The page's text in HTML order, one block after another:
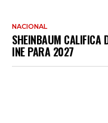
NACIONAL
SHEINBAUM CALIFICA
INE PARA 2027